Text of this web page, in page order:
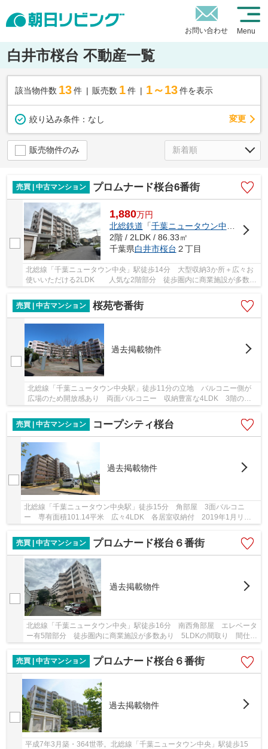
お問い合わせ Menu
白井市桜台 不動産一覧
該当物件数 13件 販売数 1 件 1～13 件を表示
絞り込み条件： なし 変更
販売物件のみ
売買 | 中古マンション プロムナード桜台6番街
1,880万円
北総鉄道 「千葉ニュータウン中央
」駅 徒
2階 / 2LDK / 86.33㎡
千葉県白井市桜台 ２丁目
北総線「千葉ニュータウン中央」駅徒歩14分 大型収納3か所＋広々お
使いいただける2LDK 人気な2階部分 徒歩圏内に商業施設が多数あ
売買 | 中古マンション
桜苑壱番街
過去掲載物件
北総線「千葉ニュータウン中央駅」徒歩11分の立地 バルコニー側が
広場のため開放感あり 両面バルコニー 収納豊富な4LDK 3階のお
売買 | 中古マンション
コープシティ桜台
過去掲載物件
北総線「千葉ニュータウン中央駅」徒歩15分 角部屋 3面バルコニ
ー 専有面積101.14平米 広々4LDK 各居室収納付 2019年1月リフ
売買 | 中古マンション
プロムナード桜台６番街
過去掲載物件
北総線「千葉ニュータウン中央」駅徒歩16分 南西角部屋 エレベータ
ー有5階部分 徒歩圏内に商業施設が多数あり 5LDKの間取り 間仕切
りを外せば4LDK
売買 | 中古マンション
プロムナード桜台６番街
過去掲載物件
平成7年3月築・364世帯。北総線「千葉ニュータウン中央」駅徒歩15